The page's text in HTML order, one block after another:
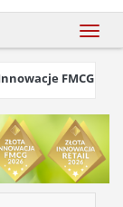
menu
FMCG &